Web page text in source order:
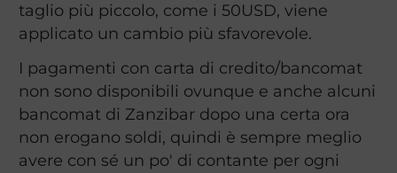
taglio più piccolo, come i 50USD, viene
applicato un cambio più sfavorevole.
I pagamenti con carta di credito/bancomat
non sono disponibili ovunque e anche alcuni
bancomat di Zanzibar dopo una certa ora
non erogano soldi, quindi è sempre meglio
avere con sé un po' di contante per ogni